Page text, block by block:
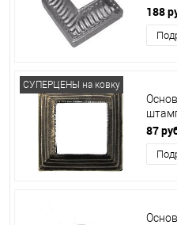
188
СУПЕРЦЕНЫ на ковку
мм
87